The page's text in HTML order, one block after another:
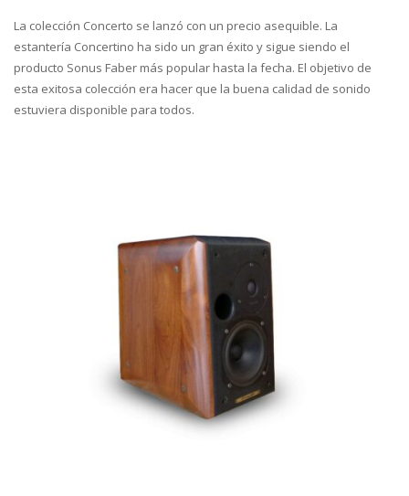
La colección Concerto se lanzó con un precio asequible. La
estantería Concertino ha sido un gran éxito y sigue siendo el
producto Sonus Faber más popular hasta la fecha. El objetivo de
esta exitosa colección era hacer que la buena calidad de sonido
estuviera disponible para todos.